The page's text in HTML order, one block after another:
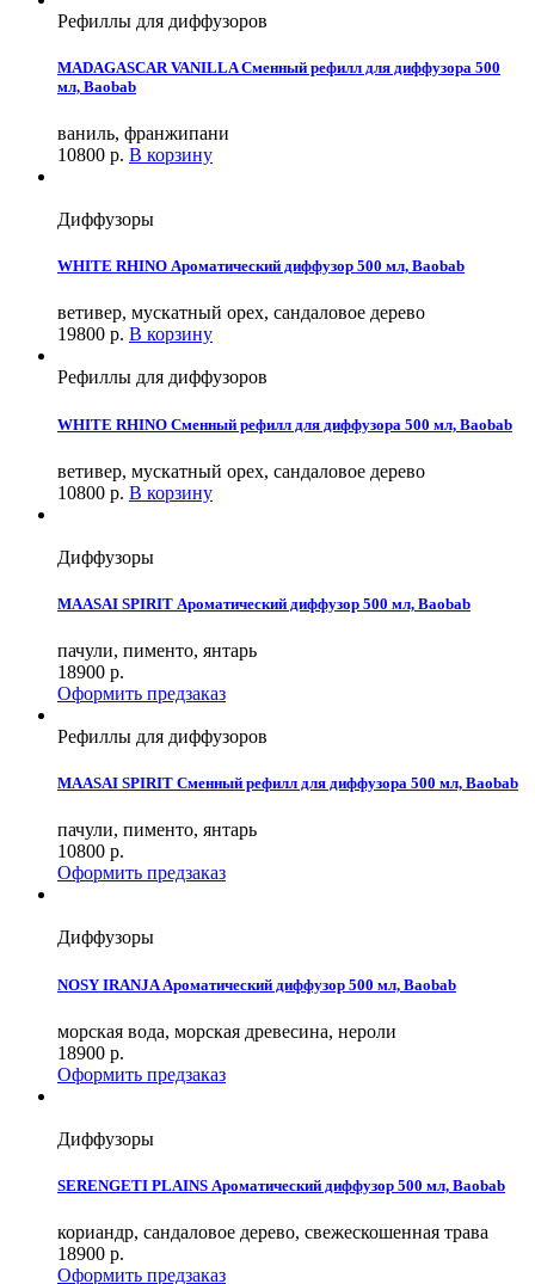
Рефиллы для диффузоров
MADAGASCAR VANILLA Сменный рефилл для диффузора 500
мл, Baobab
ваниль, франжипани
10800 р. В корзину
Диффузоры
WHITE RHINO Ароматический диффузор 500 мл, Baobab
ветивер, мускатный орех, сандаловое дерево
19800 р. В корзину
Рефиллы для диффузоров
WHITE RHINO Сменный рефилл для диффузора 500 мл, Baobab
ветивер, мускатный орех, сандаловое дерево
10800 р. В корзину
Диффузоры
MAASAI SPIRIT Ароматический диффузор 500 мл, Baobab
пачули, пименто, янтарь
18900 р.
Оформить предзаказ
Рефиллы для диффузоров
MAASAI SPIRIT Сменный рефилл для диффузора 500 мл, Baobab
пачули, пименто, янтарь
10800 р.
Оформить предзаказ
Диффузоры
NOSY IRANJA Ароматический диффузор 500 мл, Baobab
морская вода, морская древесина, нероли
18900 р.
Оформить предзаказ
Диффузоры
SERENGETI PLAINS Ароматический диффузор 500 мл, Baobab
кориандр, сандаловое дерево, свежескошенная трава
18900 р.
Оформить предзаказ